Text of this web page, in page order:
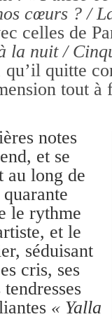
cœurs ? /
celles de
la nuit /
qu’il quitte
tout à
notes
et se
au long de
le rythme
et le
séduisant
cris, ses
« Yalla